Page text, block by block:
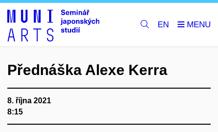
EN
Přednáška Alexe Kerra
8. října 2021
8:15